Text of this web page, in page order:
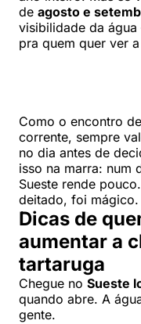
de agosto e
visibilidade da
pra quem quer ver
Como o encontro
corrente, sempre
no dia antes de
isso na marra: num
Sueste rende
deitado, foi mágico.
Dicas de
aumentar a
tartaruga
Chegue no Sueste
quando abre. A
gente.